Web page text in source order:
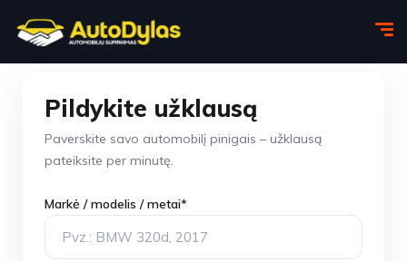
Pildykite užklausą
Paverskite savo automobilį pinigais – užklausą
pateiksite per minutę.
Markė / modelis / metai*